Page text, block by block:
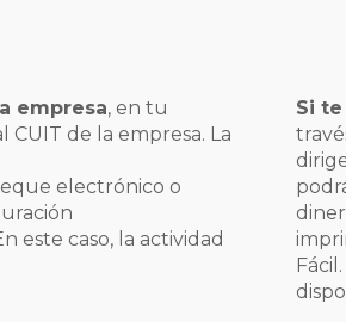
empresa, en tu
CUIT de la empresa. La
electrónico o
este caso, la actividad
Si